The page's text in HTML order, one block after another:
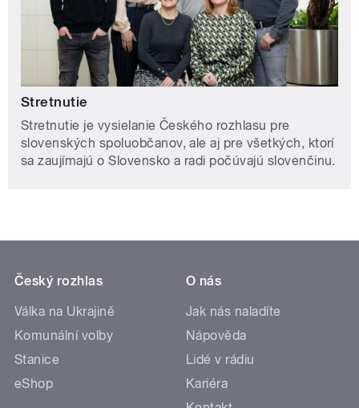
Stretnutie
Stretnutie je vysielanie Českého rozhlasu pre
slovenských spoluobčanov, ale aj pre všetkých, ktorí
sa zaujímajú o Slovensko a radi počúvajú slovenčinu.
Český rozhlas
Válka na Ukrajině
Komunální volby
Stanice
eShop
O nás
Jak nás naladíte
Nápověda
Lidé v rádiu
Kariéra